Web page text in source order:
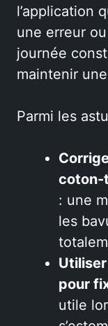
l’application
une erreur
journée
maintenir
Parmi les
coton-
: une
les
pour
utile